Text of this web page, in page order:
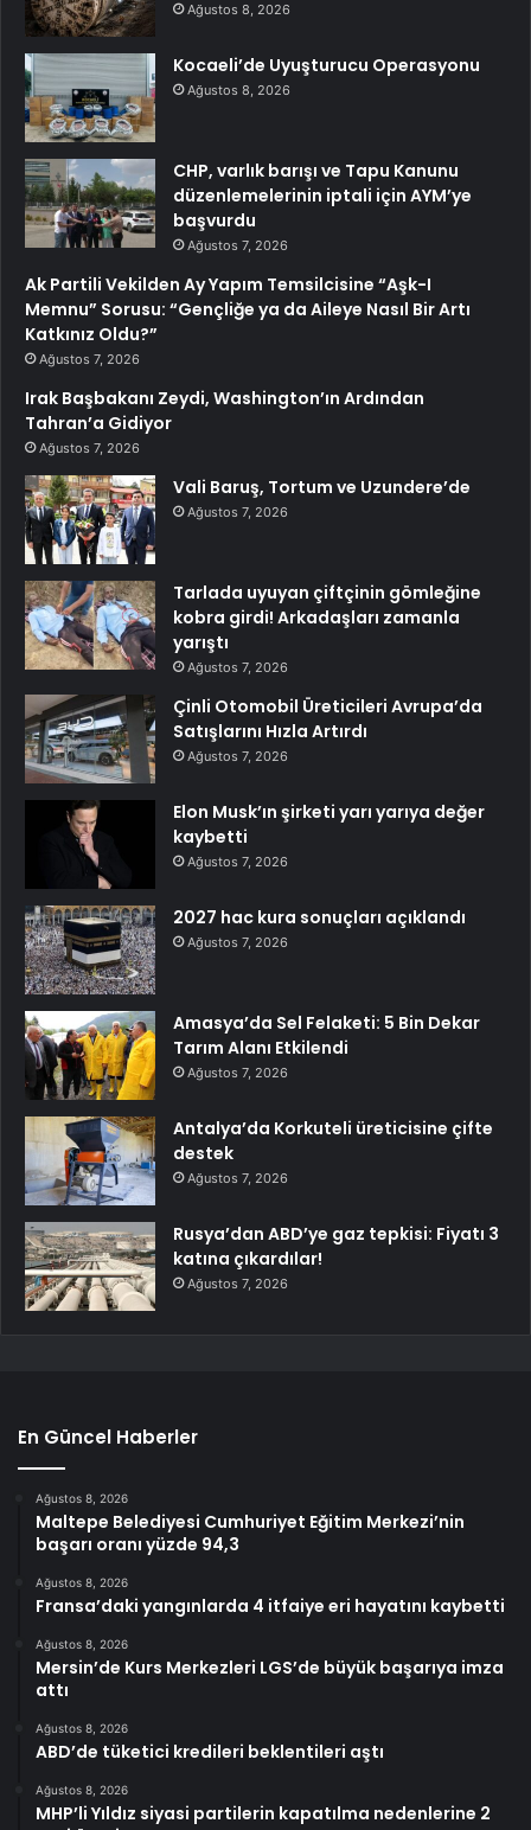
Ağustos 8, 2026
Kocaeli’de Uyuşturucu Operasyonu
Ağustos 8, 2026
CHP, varlık barışı ve Tapu Kanunu
düzenlemelerinin iptali için AYM’ye
başvurdu
Ağustos 7, 2026
Ak Partili Vekilden Ay Yapım Temsilcisine “Aşk-I
Memnu” Sorusu: “Gençliğe ya da Aileye Nasıl Bir Artı
Katkınız Oldu?”
Ağustos 7, 2026
Irak Başbakanı Zeydi, Washington’ın Ardından
Tahran’a Gidiyor
Ağustos 7, 2026
Vali Baruş, Tortum ve Uzundere’de
Ağustos 7, 2026
Tarlada uyuyan çiftçinin gömleğine
kobra girdi! Arkadaşları zamanla
yarıştı
Ağustos 7, 2026
Çinli Otomobil Üreticileri Avrupa’da
Satışlarını Hızla Artırdı
Ağustos 7, 2026
Elon Musk’ın şirketi yarı yarıya değer
kaybetti
Ağustos 7, 2026
2027 hac kura sonuçları açıklandı
Ağustos 7, 2026
Amasya’da Sel Felaketi: 5 Bin Dekar
Tarım Alanı Etkilendi
Ağustos 7, 2026
Antalya’da Korkuteli üreticisine çifte
destek
Ağustos 7, 2026
Rusya’dan ABD’ye gaz tepkisi: Fiyatı 3
katına çıkardılar!
Ağustos 7, 2026
En Güncel Haberler
Ağustos 8, 2026
Maltepe Belediyesi Cumhuriyet Eğitim Merkezi’nin
başarı oranı yüzde 94,3
Ağustos 8, 2026
Fransa’daki yangınlarda 4 itfaiye eri hayatını kaybetti
Ağustos 8, 2026
Mersin’de Kurs Merkezleri LGS’de büyük başarıya imza
attı
Ağustos 8, 2026
ABD’de tüketici kredileri beklentileri aştı
Ağustos 8, 2026
MHP’li Yıldız siyasi partilerin kapatılma nedenlerine 2